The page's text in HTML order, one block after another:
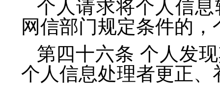
个人请求将个人信
网信部门规定条件的
第四十六条 个人发
个人信息处理者更正、